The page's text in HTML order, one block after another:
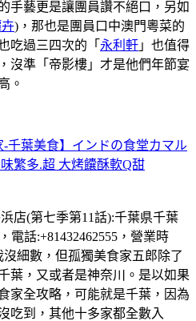
手藝更是讓團員讚不絕口，另如
)，那也是團員口中澳門粵菜的
吃過三四次的「 永利軒 」也值得
沒準「帝影樓」才是他們年節宴
。
-千葉美食】インドの食堂カマル
繁多.超 大烤饢酥軟Q甜
店(第七季第11話):千葉県千葉
電話:+81432462555，營業時
沒細數，但孤獨美食家五郎除了
葉，又或者是神奈川。是以如果
家全攻略，可能就是千葉，因為
吃到，其他十多家都全數入